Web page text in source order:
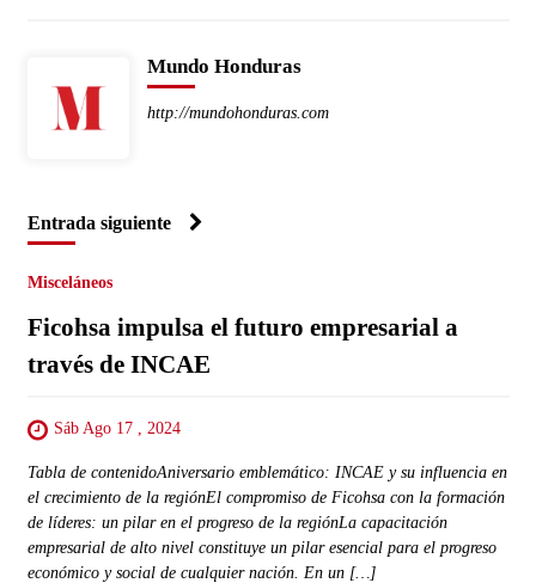
Mundo Honduras
http://mundohonduras.com
Entrada siguiente
Misceláneos
Ficohsa impulsa el futuro empresarial a
través de INCAE
Sáb Ago 17 , 2024
Tabla de contenidoAniversario emblemático: INCAE y su influencia en
el crecimiento de la regiónEl compromiso de Ficohsa con la formación
de líderes: un pilar en el progreso de la regiónLa capacitación
empresarial de alto nivel constituye un pilar esencial para el progreso
económico y social de cualquier nación. En un […]